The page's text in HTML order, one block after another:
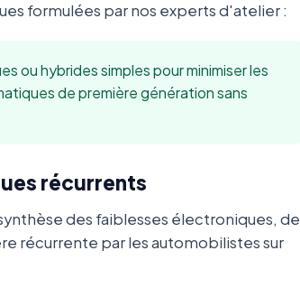
formulées par nos experts d'atelier :
ou hybrides simples pour minimiser les
de première génération sans
récurrents
des faiblesses électroniques, de
récurrente par les automobilistes sur